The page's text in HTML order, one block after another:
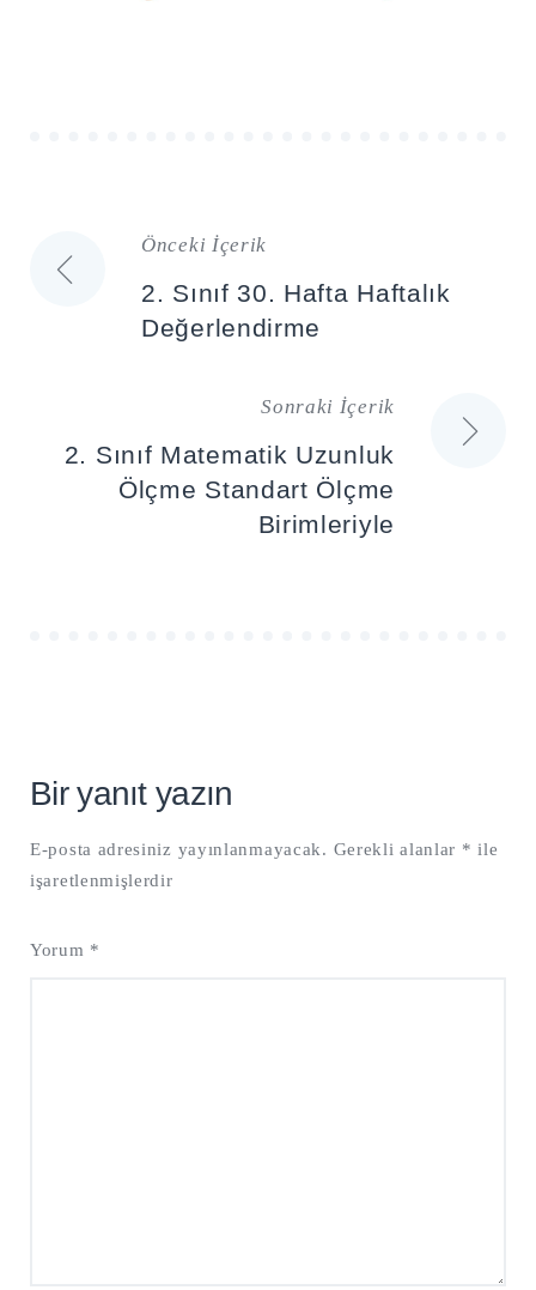
Yazı
gezinmesi
Önceki İçerik
2. Sınıf 30. Hafta Haftalık
Değerlendirme
Sonraki İçerik
2. Sınıf Matematik Uzunluk
Ölçme Standart Ölçme
Birimleriyle
Bir yanıt yazın
E-posta adresiniz yayınlanmayacak. Gerekli alanlar * ile
işaretlenmişlerdir
Yorum *